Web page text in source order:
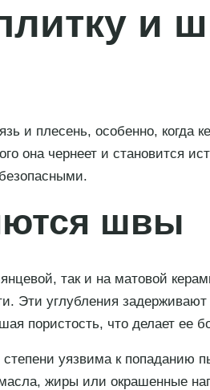
и
и плесень, особенно,
она чернеет и становится
швы
так и на матовой
Эти углубления
пористость, что делает ее
уязвима к
масла, жиры или окрашенные